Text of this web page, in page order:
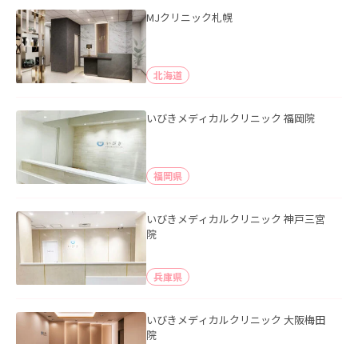
MJクリニック札幌
北海道
いびきメディカルクリニック 福岡院
福岡県
いびきメディカルクリニック 神戸三宮
院
兵庫県
いびきメディカルクリニック 大阪梅田
院